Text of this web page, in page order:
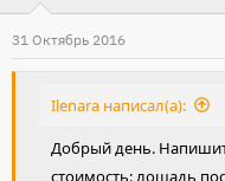
31 Октябрь 2016
Ilenara написал(а):
Добрый день.
стоимость: лошадь